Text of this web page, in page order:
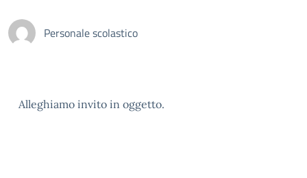
Personale scolastico
Alleghiamo invito in oggetto.